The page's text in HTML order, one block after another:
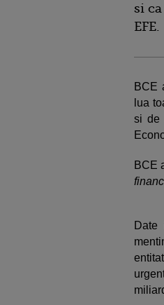
si
EFE.
BCE
lua
si de
BCE
Date